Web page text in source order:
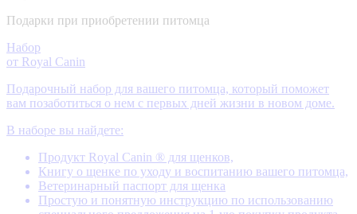
Подарки при приобретении питомца
Набор
от Royal Canin
Подарочный набор для вашего питомца, который поможет
вам позаботиться о нем с первых дней жизни в новом доме.
В наборе вы найдете:
Продукт Royal Canin ® для щенков,
Книгу о щенке по уходу и воспитанию вашего питомца,
Ветеринарный паспорт для щенка
Простую и понятную инструкцию по использованию